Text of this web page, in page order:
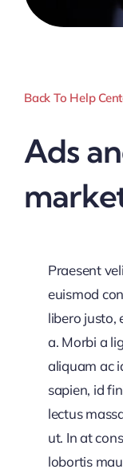
Back To Help
Ads
Praesent
euismod
libero justo,
a. Morbi a
aliquam ac
sapien, id
lectus
ut. In at
lobortis